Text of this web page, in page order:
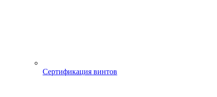
Сертификация винтов